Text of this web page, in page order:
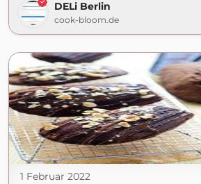
DELi Berlin
cook-bloom.de
1 Februar 2022